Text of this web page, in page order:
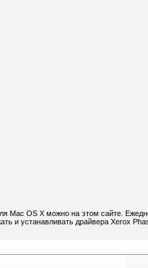
Mac OS X можно на этом сайте.
и устанавливать драйвера Xerox